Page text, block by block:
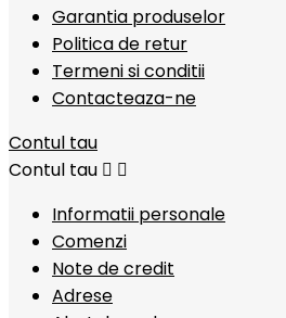
Garantia produselor
Politica de retur
Termeni si conditii
Contacteaza-ne
Contul tau
Contul tau  
Informatii personale
Comenzi
Note de credit
Adrese